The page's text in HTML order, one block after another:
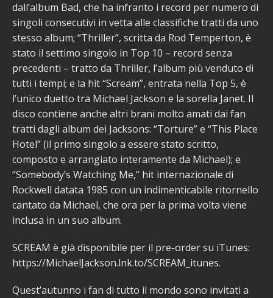
dall’album Bad, che ha infranto i record per numero di
singoli consecutivi in vetta alle classifiche tratti da uno
stesso album; “Thriller”, scritta da Rod Temperton, è
stato il settimo singolo in Top 10 – record senza
precedenti – tratto da Thriller, l’album più venduto di
tutti i tempi; e la hit “Scream”, entrata nella Top 5, è
l’unico duetto tra Michael Jackson e la sorella Janet. Il
disco contiene anche altri brani molto amati dai fan
tratti dagli album dei Jacksons: “Torture” e “This Place
Hotel” (il primo singolo a essere stato scritto,
composto e arrangiato interamente da Michael); e
“Somebody’s Watching Me,” hit internazionale di
Rockwell datata 1985 con un indimenticabile ritornello
cantato da Michael, che ora per la prima volta viene
inclusa in un suo album.
SCREAM è già disponibile per il pre-order su iTunes:
https://MichaelJackson.lnk.to/SCREAM_itunes.
Quest’autunno i fan di tutto il mondo sono invitati a